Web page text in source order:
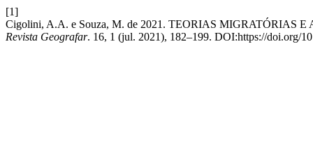
[1]
Cigolini, A.A. e Souza, M. de 2021. TEORIAS MIGRATÓRIAS
Revista Geografar. 16, 1 (jul. 2021), 182–199. DOI:https://doi.org/